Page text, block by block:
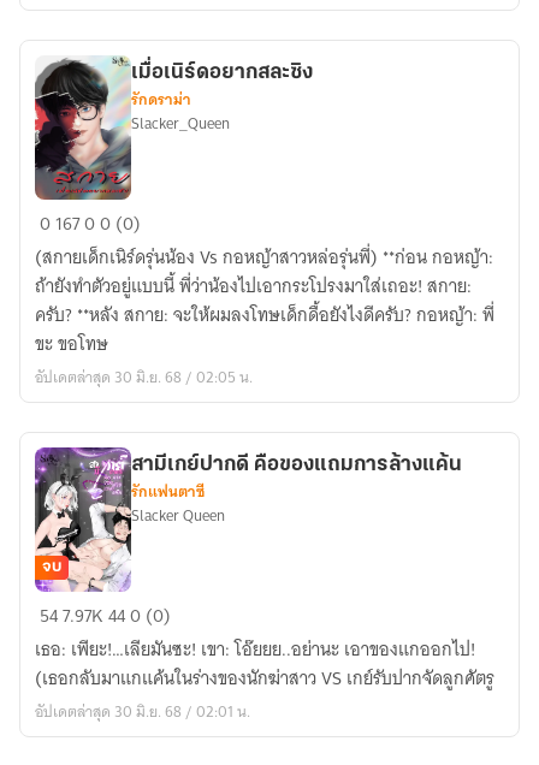
เมื่อ
ดอย
าก
สละ
ซิง
เมื่อเนิร์ดอยากสละซิง
รักดราม่า
Slacker_Queen
016700 (0)
(สกายเด็กเนิร์ดรุ่นน้อง Vs กอหญ้าสาวหล่อรุ่นพี่) **ก่อน กอหญ้า:
ถ้ายังทำตัวอยู่แบบนี้ พี่ว่าน้องไปเอากระโปรงมาใส่เถอะ! สกาย:
ครับ? **หลัง สกาย: จะให้ผมลงโทษเด็กดื้อยังไงดีครับ? กอหญ้า: พี่
ขะ ขอโทษ
อัปเดตล่าสุด 30 มิ.ย. 68 / 02:05 น.
สามี
ปาก
ดี
คือ
จบ
สามีเกย์ปากดี คือของแถมการล้างแค้น
รักแฟนตาซี
Slacker Queen
547.97K440 (0)
เธอ: เพียะ!…เลียมันซะ! เขา: โอ๊ยยย..อย่านะ เอาของแกออกไป!
(เธอกลับมาแกแค้นในร่างของนักฆ่าสาว VS เกย์รับปากจัดลูกศัตรู
อัปเดตล่าสุด 30 มิ.ย. 68 / 02:01 น.